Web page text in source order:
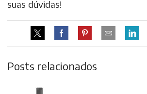
suas dúvidas!
Posts relacionados